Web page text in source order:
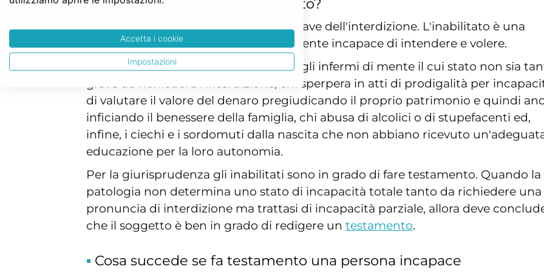
Può fare testamento l'inabilitato?
L'inabilitazioneè una forma meno grave dell'interdizione. L'inabilitato è una
persona maggiorenne che è parzialmente incapace di intendere e volere.
Possono essere considerati inabilitati gli infermi di mente il cui stato non sia
grave da richiedere l'interdizione, chi sperpera in atti di prodigalità per
di valutare il valore del denaro pregiudicando il proprio patrimonio e quindi
inficiando il benessere della famiglia, chi abusa di alcolici o di stupefacenti ed,
infine, i ciechi e i sordomuti dalla nascita che non abbiano ricevuto
educazione per la loro autonomia.
Per la giurisprudenza gli inabilitati sono in grado di fare testamento. Quando la
patologia non determina uno stato di incapacità totale tanto da richiedere una
pronuncia di interdizione ma trattasi di incapacità parziale, allora deve
che il soggetto è ben in grado di redigere un testamento.
Cosa succede se fa testamento una persona incapace
Accetta i cookie
Impostazioni